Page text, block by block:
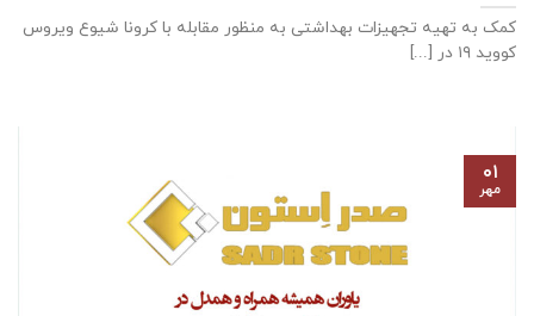
کمک به تهیه تجهیزات بهداشتی به منظور مقابله با کرونا شیوع ویروس
کووید ۱۹ در [...]
۰۱
مهر